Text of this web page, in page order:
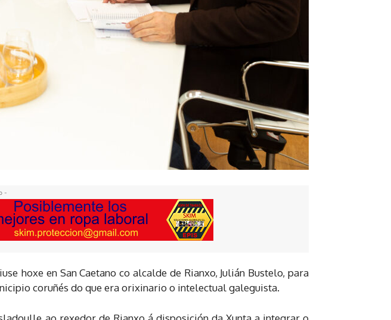
-
hoxe en San Caetano co alcalde de Rianxo, Julián Bustelo, para
coruñés do que era orixinario o intelectual galeguista.